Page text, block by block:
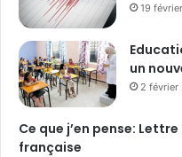
19
un
2 février
Ce que j’en pense:
française